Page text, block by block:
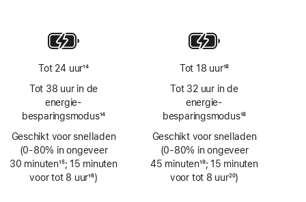
Tot 24 uur14
Tot 38 uur in de
energie­
besparingsmodus14
Geschikt voor snelladen
(0‑80% in ongeveer
30 minuten
Voetnoot
15; 15 minuten
voor tot 8 uur16)
Tot 18 uur18
Tot 32 uur in de
energie­
besparingsmodus18
Geschikt voor snelladen
(0‑80% in ongeveer
45 minuten
Voetnoot
19; 15 minuten
voor tot 8 uur20)